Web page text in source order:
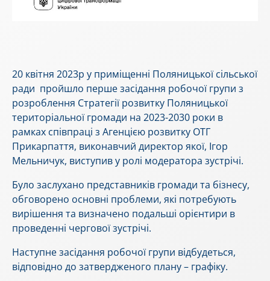
20 квітня 2023р у приміщенні Поляницької сільської
ради пройшло перше засідання робочої групи з
розроблення Стратегії розвитку Поляницької
територіальної громади на 2023-2030 роки в
рамках співпраці з Агенцією розвитку ОТГ
Прикарпаття, виконавчий директор якої, Ігор
Мельничук, виступив у ролі модератора зустрічі.
Було заслухано представників громади та бізнесу,
обговорено основні проблеми, які потребують
вирішення та визначено подальші орієнтири в
проведенні чергової зустрічі.
Наступне засідання робочої групи відбудеться,
відповідно до затвердженого плану – графіку.